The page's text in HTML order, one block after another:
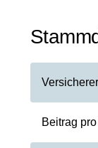
Versicherer
Beitrag